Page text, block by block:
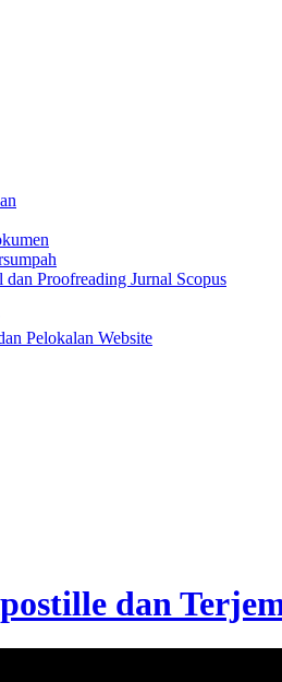
dan Proofreading Jurnal Scopus
Pelokalan Website
dan